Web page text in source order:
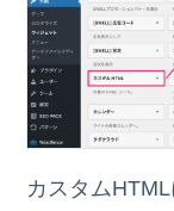
カスタム